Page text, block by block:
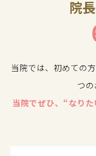
院
当院では、初めての
つの
当院でぜひ、“なり